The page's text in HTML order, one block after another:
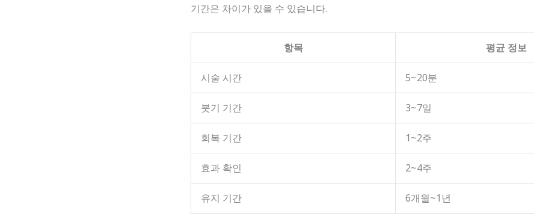
기간은 차이가 있을 수 있습니다.
항목 평균 정보
시술 시간 5~20분
붓기 기간 3~7일
회복 기간 1~2주
효과 확인 2~4주
유지 기간 6개월~1년